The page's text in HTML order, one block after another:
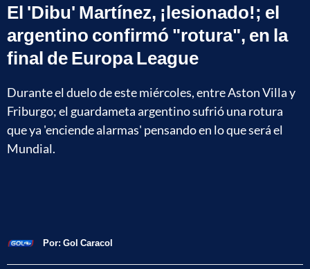
El 'Dibu' Martínez, ¡lesionado!; el
argentino confirmó "rotura", en la
final de Europa League
Durante el duelo de este miércoles, entre Aston Villa y
Friburgo; el guardameta argentino sufrió una rotura
que ya 'enciende alarmas' pensando en lo que será el
Mundial.
Por: Gol Caracol